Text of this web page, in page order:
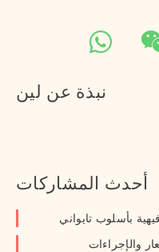
نبذة عن لين
أحدث المشاركات
والإجراءات